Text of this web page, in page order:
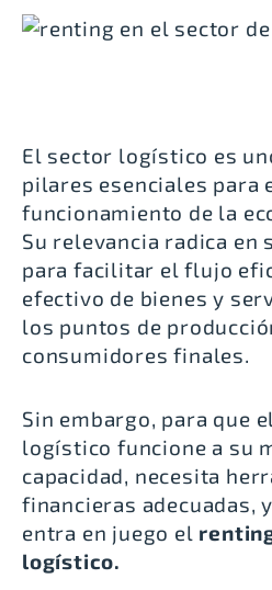
El sector logístico es
pilares esenciales para
funcionamiento de la
Su relevancia radica en
para facilitar el flujo
efectivo de bienes y
los puntos de
consumidores finales.
Sin embargo, para que
logístico funcione a su
capacidad, necesita
financieras adecuadas,
entra en juego el
logístico.